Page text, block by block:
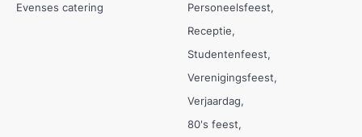
Evenses catering
Personeelsfeest
Receptie
Studentenfeest
Verenigingsfeest
Verjaardag
80's feest